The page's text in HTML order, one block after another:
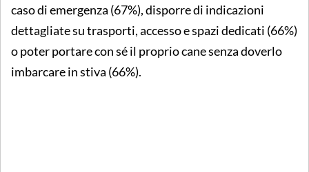
caso di emergenza (67%), disporre di indicazioni
dettagliate su trasporti, accesso e spazi dedicati (66%)
o poter portare con sé il proprio cane senza doverlo
imbarcare in stiva (66%).